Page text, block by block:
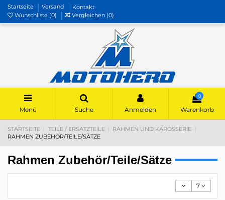
Startseite Versand
Kontakt
Wunschliste (0) Vergleichen (0)
Menü Suche Anmelden
0
Warenkorb
STARTSEITE TEILE / ERSATZTEILE
RAHMEN UND KAROSSERIE
RAHMEN ZUBEHÖR/TEILE/SÄTZE
Rahmen Zubehör/Teile/Sätze
7